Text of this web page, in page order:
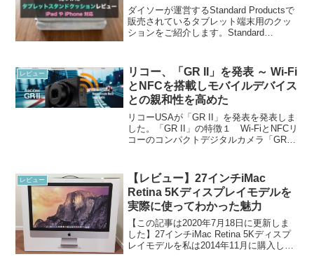
iPad やiPhone対応
ダイソーが運営するStandard Productsで
販売されているタブレット端末用のクッ
ションをご紹介します。Standard
Standard Pr...
レビュー
リコー、「GR II」を発表 ～ Wi-Fi
とNFCを搭載しモバイルデバイス
との親和性を高めた
リコーUSAが「GR II」を発表を発表しま
した。「GR II」の特徴１ Wi-FiとNFCリ
コーのコンパクトデジタルカメラ「GR
やタブレットデバイスと共有...
レビュー
【レビュー】27インチiMac
Retina 5Kディスプレイモデルを
実際に使ってわかった魅力
【この記事は2020年7月18日に更新しま
した】27インチiMac Retina 5Kディスプ
レイモデルを私は2014年11月に購入しま